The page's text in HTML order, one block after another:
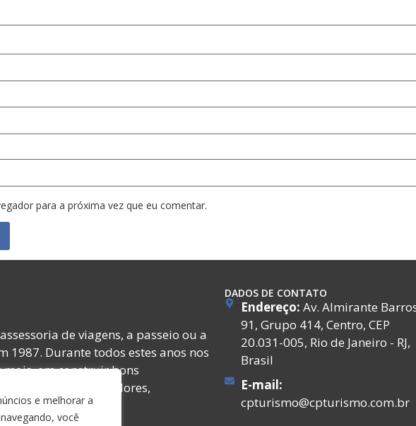
e melhorar a
você
para a próxima vez que eu comentar.
de viagens, a passeio ou a
1987. Durante todos estes anos nos
mais, em construir bons
clientes, fornecedores,
DADOS DE CONTATO
Endereço: Av. Almirante
91, Grupo 414, Centro, CEP
20.031-005, Rio de Janeiro - RJ,
Brasil
E-mail:
cpturismo@cpturismo.com.br